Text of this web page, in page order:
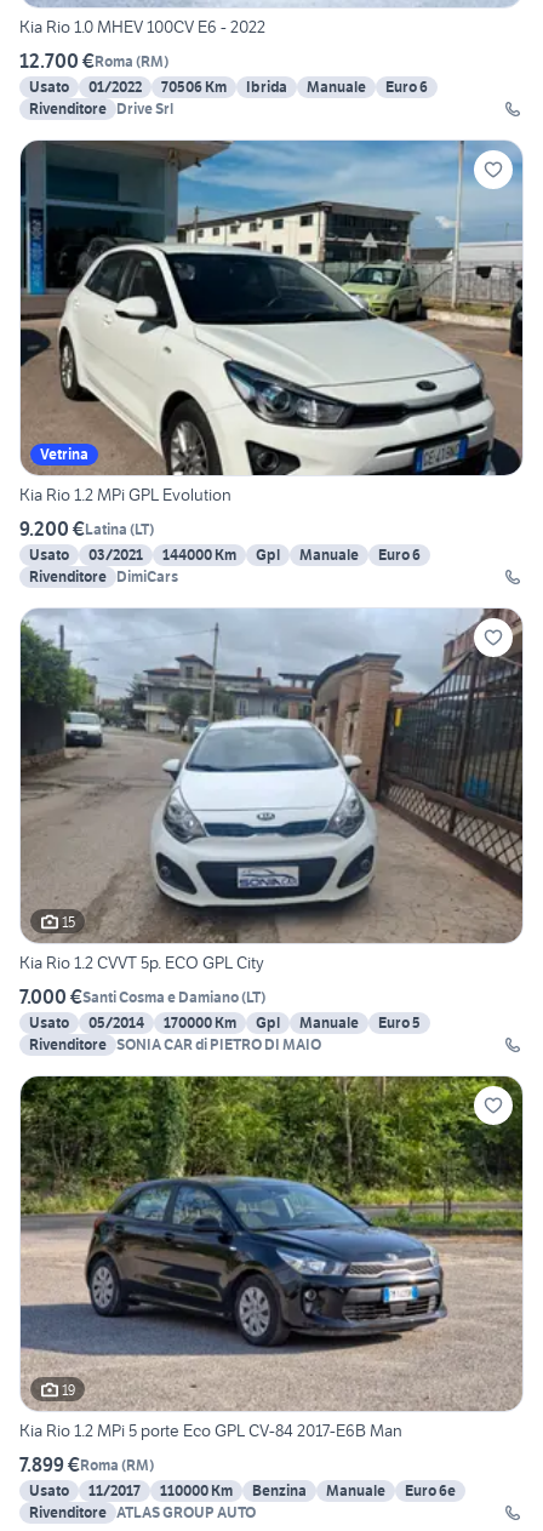
Kia Rio 1.0 MHEV 100CV E6 - 2022
12.700 €Roma (RM)
Usato
01/2022 70506 Km Ibrida Manuale
Euro 6
Rivenditore Drive Srl
Vetrina
Kia Rio 1.2 MPi GPL Evolution
9.200 €Latina (LT)
Usato
03/2021 144000 Km Gpl Manuale
Euro 6
Rivenditore DimiCars
15
Kia Rio 1.2 CVVT 5p. ECO GPL City
7.000 €Santi Cosma e Damiano(LT)
Usato
05/2014 170000 Km Gpl Manuale
Euro 5
Rivenditore SONIA CAR di PIETRO DI MAIO
19
Kia Rio 1.2 MPi 5 porte Eco GPL CV-84 2017-E6B Man
7.899 €Roma (RM)
Usato
11/2017 110000 Km Benzina Manuale
Euro 6e
Rivenditore ATLAS GROUP AUTO